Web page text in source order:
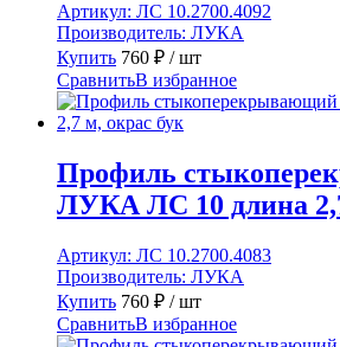
Артикул: ЛС 10.2700.4092
Производитель: ЛУКА
Купить 760 ₽ / шт
СравнитьВ избранное
Профиль
ЛУКА ЛС 10 длина
Артикул: ЛС 10.2700.4083
Производитель: ЛУКА
Купить 760 ₽ / шт
СравнитьВ избранное